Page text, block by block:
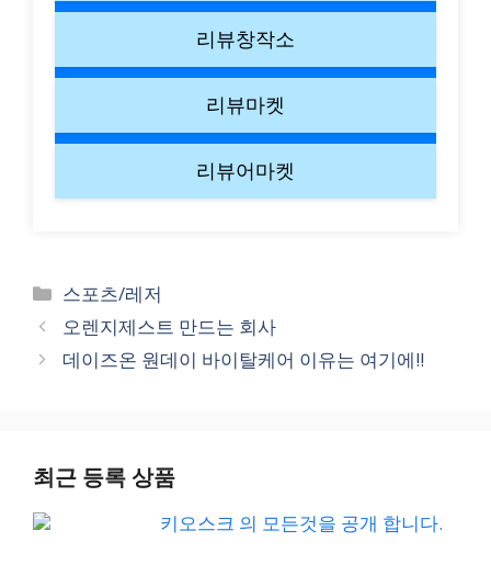
리뷰창작소
리뷰마켓
리뷰어마켓
Categories
스포츠/레저
오렌지제스트 만드는 회사
데이즈온 원데이 바이탈케어 이유는 여기에!!
최근 등록 상품
키오스크 의 모든것을 공개 합니다.